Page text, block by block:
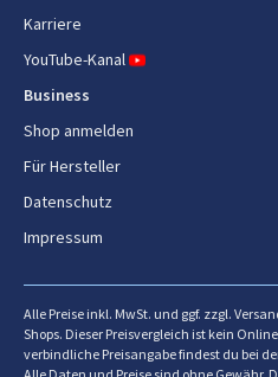
Teflonbeschichtet
Steuerung
Joghurt Macher-Programm
Kabellänge
Gewicht und Abmessungen
Breite
Karriere
YouTube-Kanal
Business
Shop anmelden
Für Hersteller
Datenschutz
Impressum
Alle Preise inkl. MwSt. und ggf. zzgl.
Shops. Dieser Preisvergleich ist kein
verbindliche Preisangabe findest du bei